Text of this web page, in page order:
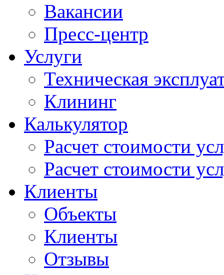
Вакансии
Пресс-центр
Услуги
Техническая
Клининг
Калькулятор
Расчет стоимости
Расчет стоимости
Клиенты
Объекты
Клиенты
Отзывы